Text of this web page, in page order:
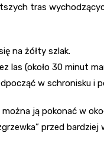
tras
na żółty szlak.
las (około 30 minut
w schronisku i
ją pokonać w
przed bardziej